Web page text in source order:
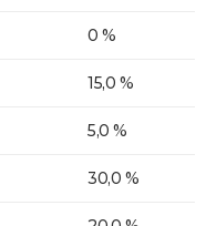
0 %
15,0 %
5,0 %
30,0 %